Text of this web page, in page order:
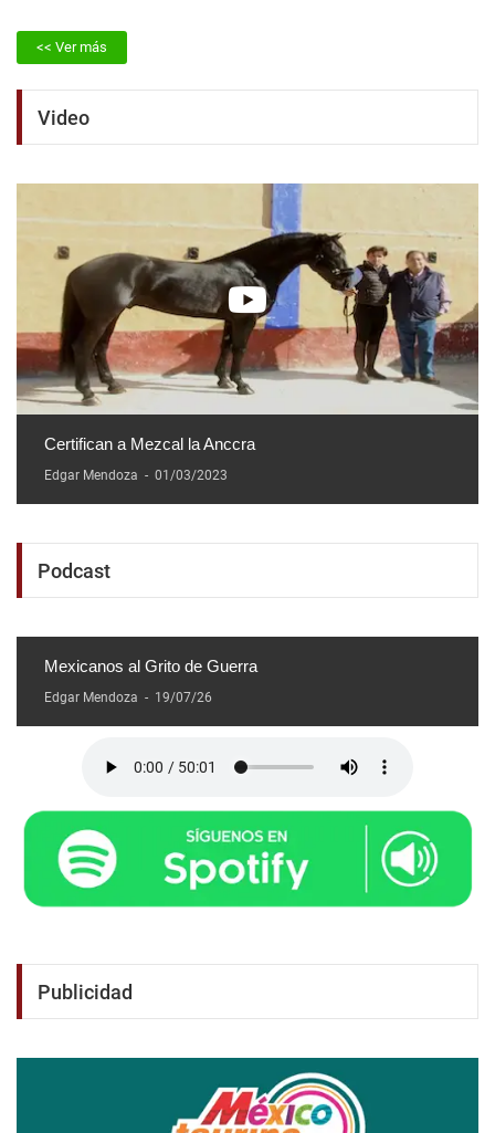
<< Ver más
Video
Certifican a Mezcal la Anccra
Edgar Mendoza - 01/03/2023
Podcast
Mexicanos al Grito de Guerra
Edgar Mendoza - 19/07/26
Publicidad